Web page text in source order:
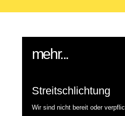
mehr...
Streitschlichtung
Wir sind nicht bereit oder